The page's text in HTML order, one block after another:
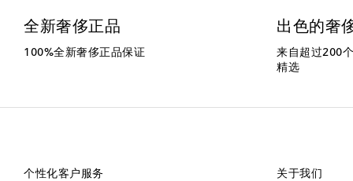
全新奢侈正品
100%全新奢侈正品保证
出色的奢
来自超过200
精选
个性化客户服务 关于我们